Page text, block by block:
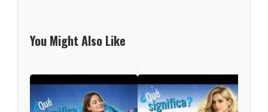
You Might Also Like